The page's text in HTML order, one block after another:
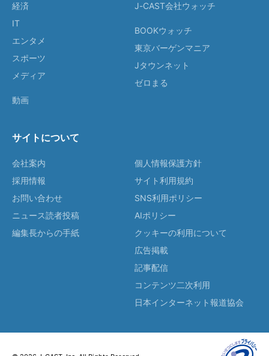
経済
IT
エンタメ
スポーツ
メディア
動画
J-CAST会社ウォッチ
BOOKウォッチ
東京バーゲンマニア
Jタウンネット
ゼロまる
サイトについて
会社案内
採用情報
お問い合わせ
ニュース読者投稿
編集長からの手紙
個人情報保護方針
サイト利用規約
SNS利用ポリシー
AIポリシー
クッキーの利用について
広告掲載
記事配信
コンテンツ二次利用
日本インターネット報道協会